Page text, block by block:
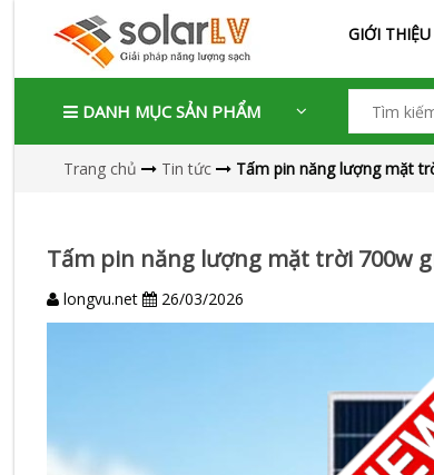
GIỚI THIỆU
DANH MỤC SẢN PHẨM
Trang chủ Tin tức Tấm pin năng lượng mặt
Tấm pin năng lượng mặt trời 700w
longvu.net 26/03/2026